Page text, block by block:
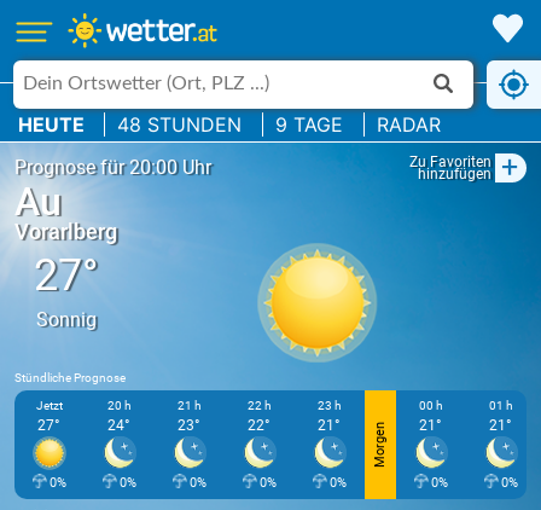
HEUTE 48 STUNDEN 9 TAGE RADAR
Prognose für 20:00 Uhr Zu Favoriten
hinzufügen +
Au
Vorarlberg
27°
Sonnig
Stündliche Prognose
Jetzt
27°
0%
20 h
24°
0%
21 h
23°
0%
22 h
22°
0%
23 h
21°
0%
Morgen
00 h
21°
0%
01 h
21°
0%